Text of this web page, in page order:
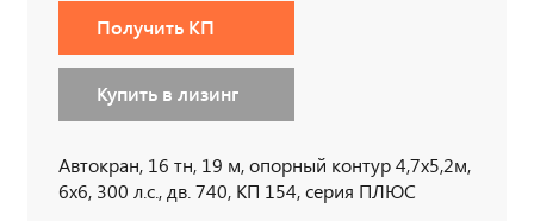
Получить КП
Купить в лизинг
Автокран, 16 тн, 19 м, опорный контур 4,7х5,2м,
6х6, 300 л.с., дв. 740, КП 154, серия ПЛЮС